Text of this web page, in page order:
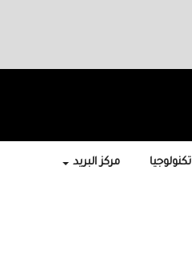
تكنولوجيا مركز البريد